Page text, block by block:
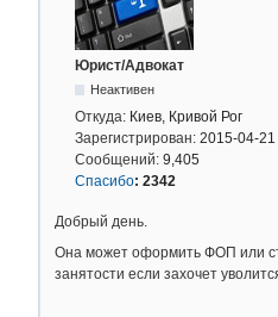
Юрист/Адвокат
Неактивен
Откуда: Киев, Кривой Рог
Зарегистрирован: 2015-04-21
Сообщений: 9,405
Спасибо: 2342
Добрый день.
Она может оформить ФОП или
занятости если захочет